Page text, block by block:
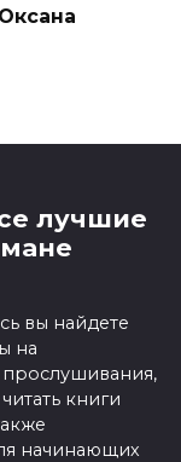
лучшие
вы найдете
на
книги
начинающих